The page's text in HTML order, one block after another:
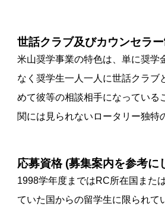
世話クラブ及びカウンセラ
米山奨学事業の特色は、単に奨学
なく奨学生一人一人に世話クラブ
めて彼等の相談相手になっている
関には見られないロータリー独特
応募資格 (募集案内を参考に
1998学年度まではRC所在国また
ていた国からの留学生に限られて